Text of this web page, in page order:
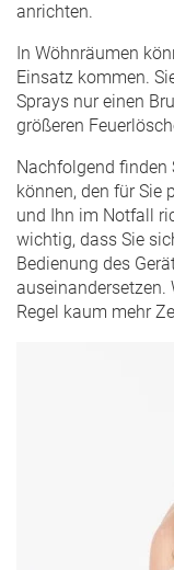
anrichten.
In Wöhnräumen
Einsatz kommen.
Sprays nur einen
größeren
Nachfolgend finden
können, den für Sie
und Ihn im Notfall
wichtig, dass Sie
Bedienung des
auseinandersetzen.
Regel kaum mehr